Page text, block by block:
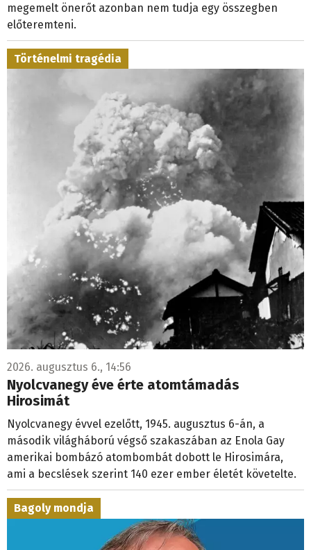
megemelt önerőt azonban nem tudja egy összegben
előteremteni.
Történelmi tragédia
2026. augusztus 6., 14:56
Nyolcvanegy éve érte atomtámadás
Hirosimát
Nyolcvanegy évvel ezelőtt, 1945. augusztus 6-án, a
második világháború végső szakaszában az Enola Gay
amerikai bombázó atombombát dobott le Hirosimára,
ami a becslések szerint 140 ezer ember életét követelte.
Bagoly mondja